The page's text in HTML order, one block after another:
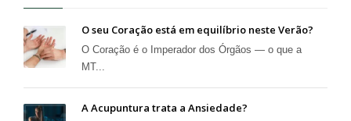
O seu Coração está em equilíbrio neste Verão?
O Coração é o Imperador dos Órgãos — o que a
MT...
A Acupuntura trata a Ansiedade?